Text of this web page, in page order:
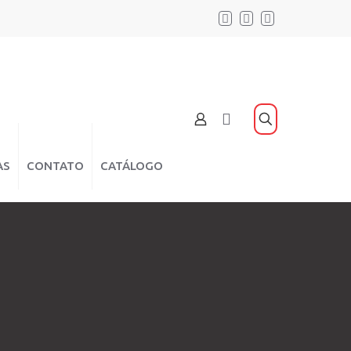
CONTATO CATÁLOGO